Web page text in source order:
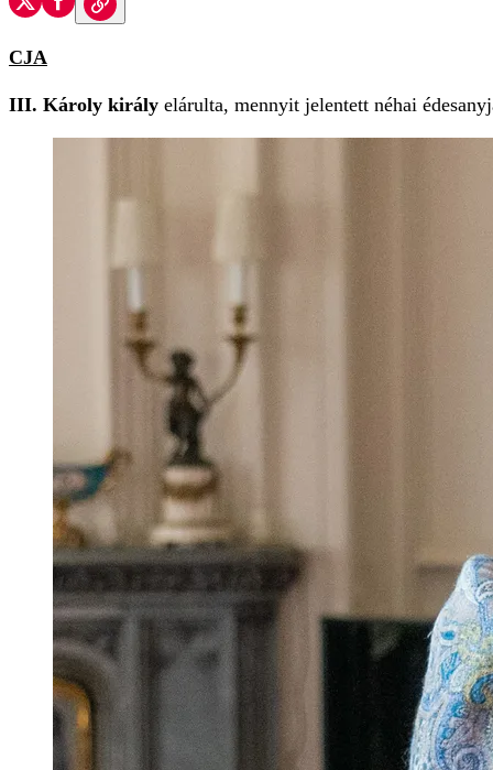
CJA
III. Károly király elárulta, mennyit jelentett néhai